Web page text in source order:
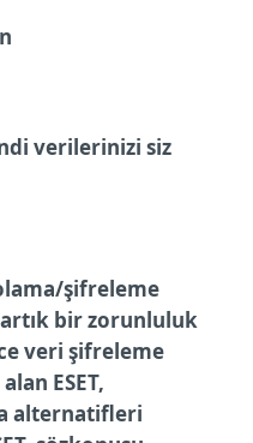
verilerinizi siz
şifreleme
bir zorunluluk
veri şifreleme
ESET,
alternatifleri